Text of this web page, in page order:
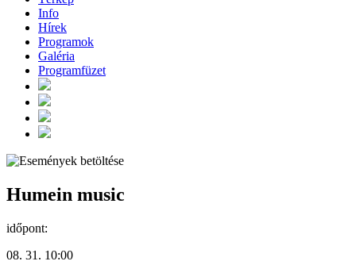
Info
Hírek
Programok
Galéria
Programfüzet
Humein music
időpont:
08. 31. 10:00